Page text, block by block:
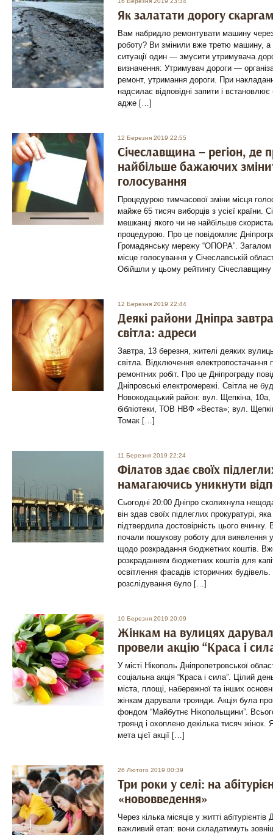
Як залатати дорогу
Вам набридло ремонтувати машину через
роботу? Ви змінили вже третю машину, а
ситуації один — змусити утримувача
визначення: Утримувач дороги —
ремонт, утримання дороги. При
надсилає відповідні запити і
адже […]
12 Березня 2019 22:55
Січеславщина – регіон, де
найбільше бажаючих
голосування
Процедурою тимчасової зміни місця
майже 65 тисяч виборців з усієї країни.
мешканці якого чи не найбільше
процедурою. Про це повідомляє
Громадянську мережу “ОПОРА”.
місце голосування у Січеславській
Обійшли у цьому рейтингу
12 Березня 2019 22:44
Деякі райони Дніпра
світла: адреси
Завтра, 13 березня, жителі деяких
світла. Відключення електропостачання
ремонтних робіт. Про це Дніпрограду
Дніпровські електромережі. Світла не
Новокодацький район: вул. Щепкіна,
бібліотеки, ТОВ НВФ «Веста»; вул.
Томак […]
11 Березня 2019 22:24
Філатов здає своїх
намагаючись уникнути
Сьогодні 20:00 Дніпро сколихнула
він здав своїх підлеглих прокуратурі,
підтвердила достовірність цього вчинку.
почали пошукову роботу для виявлення
щодо розкрадання бюджетних коштів.
розкраданням бюджетних коштів для
освітлення фасадів історичних
розслідування було […]
10 Березня 2019 20:09
Жінкам на вулицях
провели акцію “Краса і
У місті Нікополь Дніпропетровської
соціальна акція “Краса і сила”. Цілий
міста, площі, набережної та інших
жінкам дарували троянди. Акція була
фондом “Майбутнє Нікопольщини”.
троянд і охоплено декілька тисяч жінок.
мета цієї акції […]
26 Лютого 2019 00:39
Три роки у селі: на
«нововведення»
Через кілька місяців у житті
важливий етап: вони складатимуть